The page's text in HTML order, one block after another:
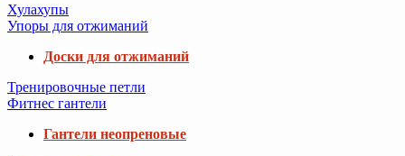
Хулахупы
Упоры для отжиманий
Доски для отжиманий
Тренировочные петли
Фитнес гантели
Гантели неопреновые